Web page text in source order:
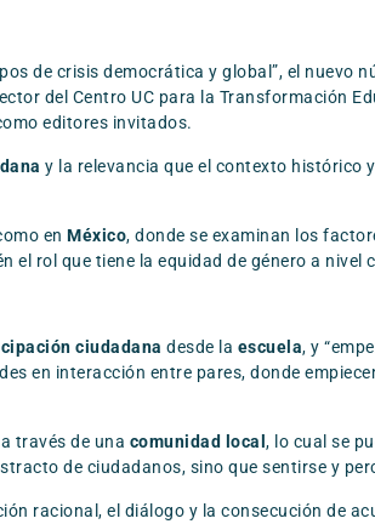
de crisis democrática y global”, el nuevo
del Centro UC para la Transformación
editores invitados.
y la relevancia que el contexto histórico
enMéxico, donde se examinan los
el rol que tiene la equidad de género a nivel
ciudadanadesde la escuela, y
en interacción entre pares, donde
través de una comunidad local, lo cual se
de ciudadanos, sino que sentirse y
racional, el diálogo y la consecución de